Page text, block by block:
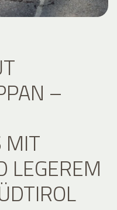
–
MIT
LEGEREM